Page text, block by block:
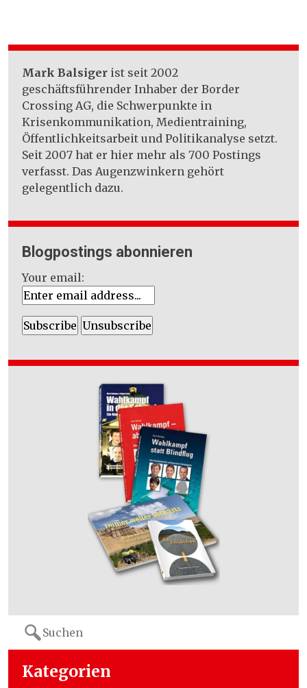
Mark Balsiger ist seit 2002
geschäftsführender Inhaber der Border
Crossing AG, die Schwerpunkte in
Krisenkommunikation, Medientraining,
Öffentlichkeitsarbeit und Politikanalyse setzt.
Seit 2007 hat er hier mehr als 700 Postings
verfasst. Das Augenzwinkern gehört
gelegentlich dazu.
Blogpostings abonnieren
Your email:
Search
for:
Kategorien